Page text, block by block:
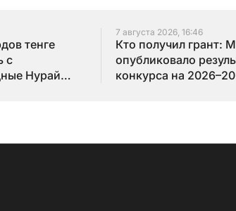
тенге
с
Нурай
7 августа 2026, 16:46
Кто получил грант:
опубликовало
конкурса на